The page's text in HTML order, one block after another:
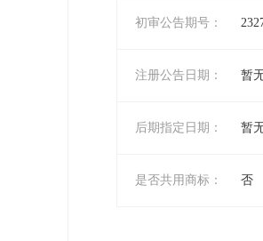
初审公告期号：
注册公告日期： 暂
后期指定日期： 暂
是否共用商标： 否